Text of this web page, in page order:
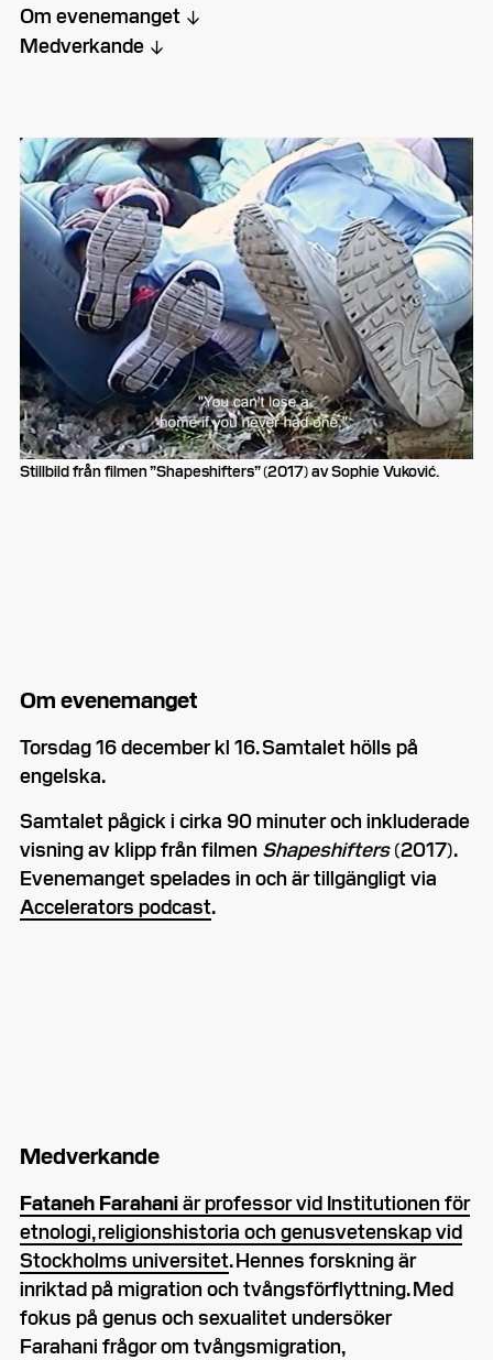
Om evenemanget
Medverkande
Stillbild från filmen ”Shapeshifters” (2017) av Sophie Vuković.
Om evenemanget
Torsdag 16 december kl 16. Samtalet hölls på
engelska.
Samtalet pågick i cirka 90 minuter och inkluderade
visning av klipp från filmen Shapeshifters(2017).
Evenemanget spelades in och är tillgängligt via
Accelerators podcast.
Medverkande
Fataneh Farahaniär professor vid Institutionen för
etnologi, religionshistoria och genusvetenskap vid
Stockholms universitet. Hennes forskning är
inriktad på migration och tvångsförflyttning. Med
fokus på genus och sexualitet undersöker
Farahani frågor om tvångsmigration,